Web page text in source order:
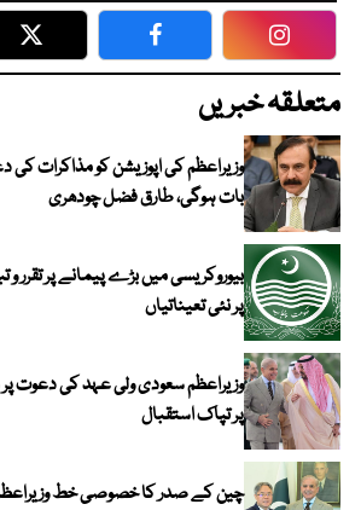
Twitter Facebook
متعلقہ خبریں
وزیراعظم کی اپوزیشن کو مذاکرات کی
بات ہوگی، طارق فضل چودھری
بیوروکریسی میں بڑے پیمانے پر تقرر
پر نئی تعیناتیاں
وزیراعظم سعودی ولی عہد کی دعوت
پر تپاک استقبال
چین کے صدر کا خصوصی خط